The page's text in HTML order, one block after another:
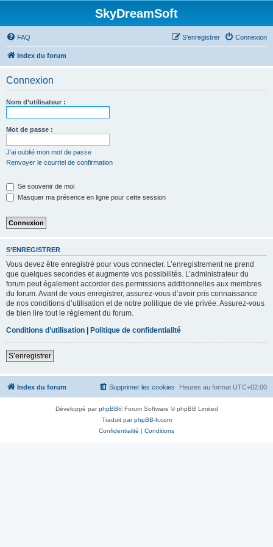
SkyDreamSoft
FAQ Connexion
S’enregistrer
Index du forum
Connexion
Nom d’utilisateur :
Mot de passe :
J’ai oublié mon mot de passe
Renvoyer le courriel de confirmation
Se souvenir de moi
Masquer ma présence en ligne pour cette session
S’ENREGISTRER
Vous devez être enregistré pour vous connecter. L’enregistrement ne prend
que quelques secondes et augmente vos possibilités. L’administrateur du
forum peut également accorder des permissions additionnelles aux membres
du forum. Avant de vous enregistrer, assurez-vous d’avoir pris connaissance
de nos conditions d’utilisation et de notre politique de vie privée. Assurez-vous
de bien lire tout le règlement du forum.
Conditions d’utilisation | Politique de confidentialité
S’enregistrer
Index du forum Heures au format UTC+02:00
Supprimer les cookies
Développé parphpBB® Forum Software © phpBB Limited
Traduit parphpBB-fr.com
Confidentialité | Conditions